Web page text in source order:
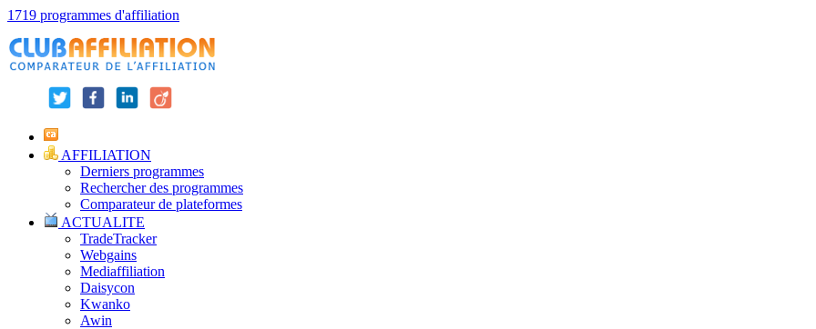
1719 programmes d'affiliation
AFFILIATION
Derniers programmes
Rechercher des programmes
Comparateur de plateformes
ACTUALITE
TradeTracker
Webgains
Mediaffiliation
Daisycon
Kwanko
Awin